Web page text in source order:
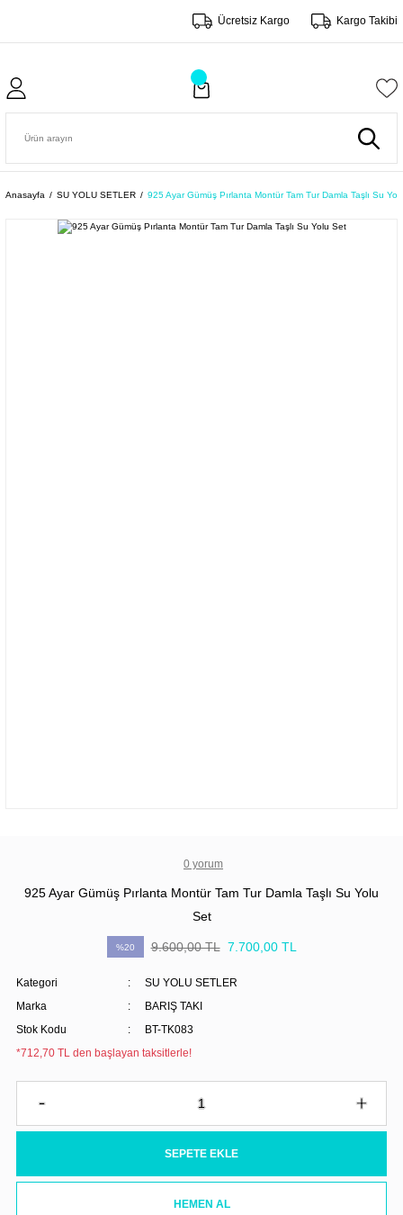
Ücretsiz Kargo Kargo Takibi
Anasayfa SU YOLU SETLER 925 Ayar Gümüş Pırlanta Montür Tam Tur Damla Taşlı Su
0 yorum
925 Ayar Gümüş Pırlanta Montür Tam Tur Damla Taşlı Su Yolu
Set
%20 9.600,00 TL 7.700,00 TL
Kategori
SU YOLU SETLER
Marka
BARIŞ TAKI
Stok Kodu
BT-TK083
*712,70 TL den başlayan taksitlerle!
SEPETE EKLE
HEMEN AL